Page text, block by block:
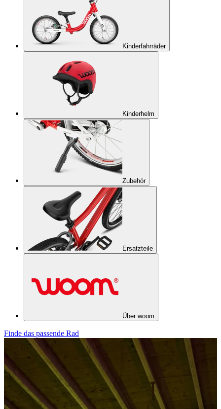
Kinderfahrräder
Kinderhelm
Zubehör
Ersatzteile
Über woom
Finde das passende Rad